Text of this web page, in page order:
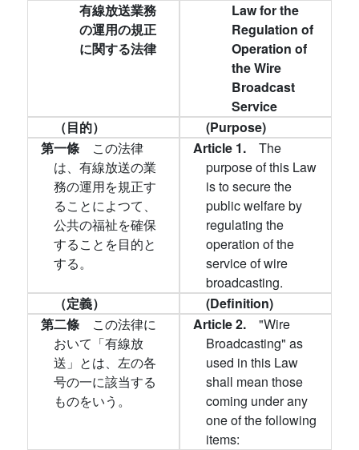
有線放送業務
の運用の規正
に関する法律
Law for the
Regulation of
Operation of
the Wire
Broadcast
Service
（目的）
(Purpose)
第一條 この法律
は、有線放送の業
務の運用を規正す
ることによつて、
公共の福祉を確保
することを目的と
する。
Article 1. The
purpose of this Law
is to secure the
public welfare by
regulating the
operation of the
service of wire
broadcasting.
（定義）
(Definition)
第二條 この法律に
おいて「有線放
送」とは、左の各
号の一に該当する
ものをいう。
Article 2. "Wire
Broadcasting" as
used in this Law
shall mean those
coming under any
one of the following
items: